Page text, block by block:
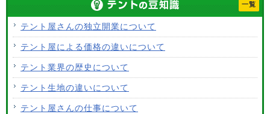
使用するテント生地の違いは？
ALCなどにオーニングは設置できますか？
テント生地はクリーニングできますか？
一覧
テント屋さんの独立開業について
テント屋による価格の違いについて
テント業界の歴史について
テント生地の違いについて
テント屋さんの仕事について